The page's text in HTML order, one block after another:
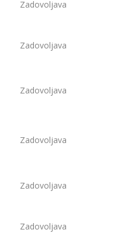
Zadovoljava
Zadovoljava
Zadovoljava
Zadovoljava
Zadovoljava
Zadovoljava